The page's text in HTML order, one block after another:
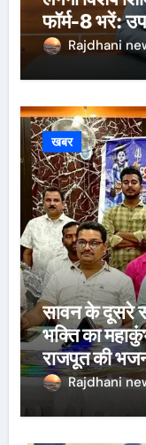
फॉर्म-8 भरें:
Rajdhani
खबर
सावन के दूसरे
भक्ति का
राजपूत की
Rajdhani